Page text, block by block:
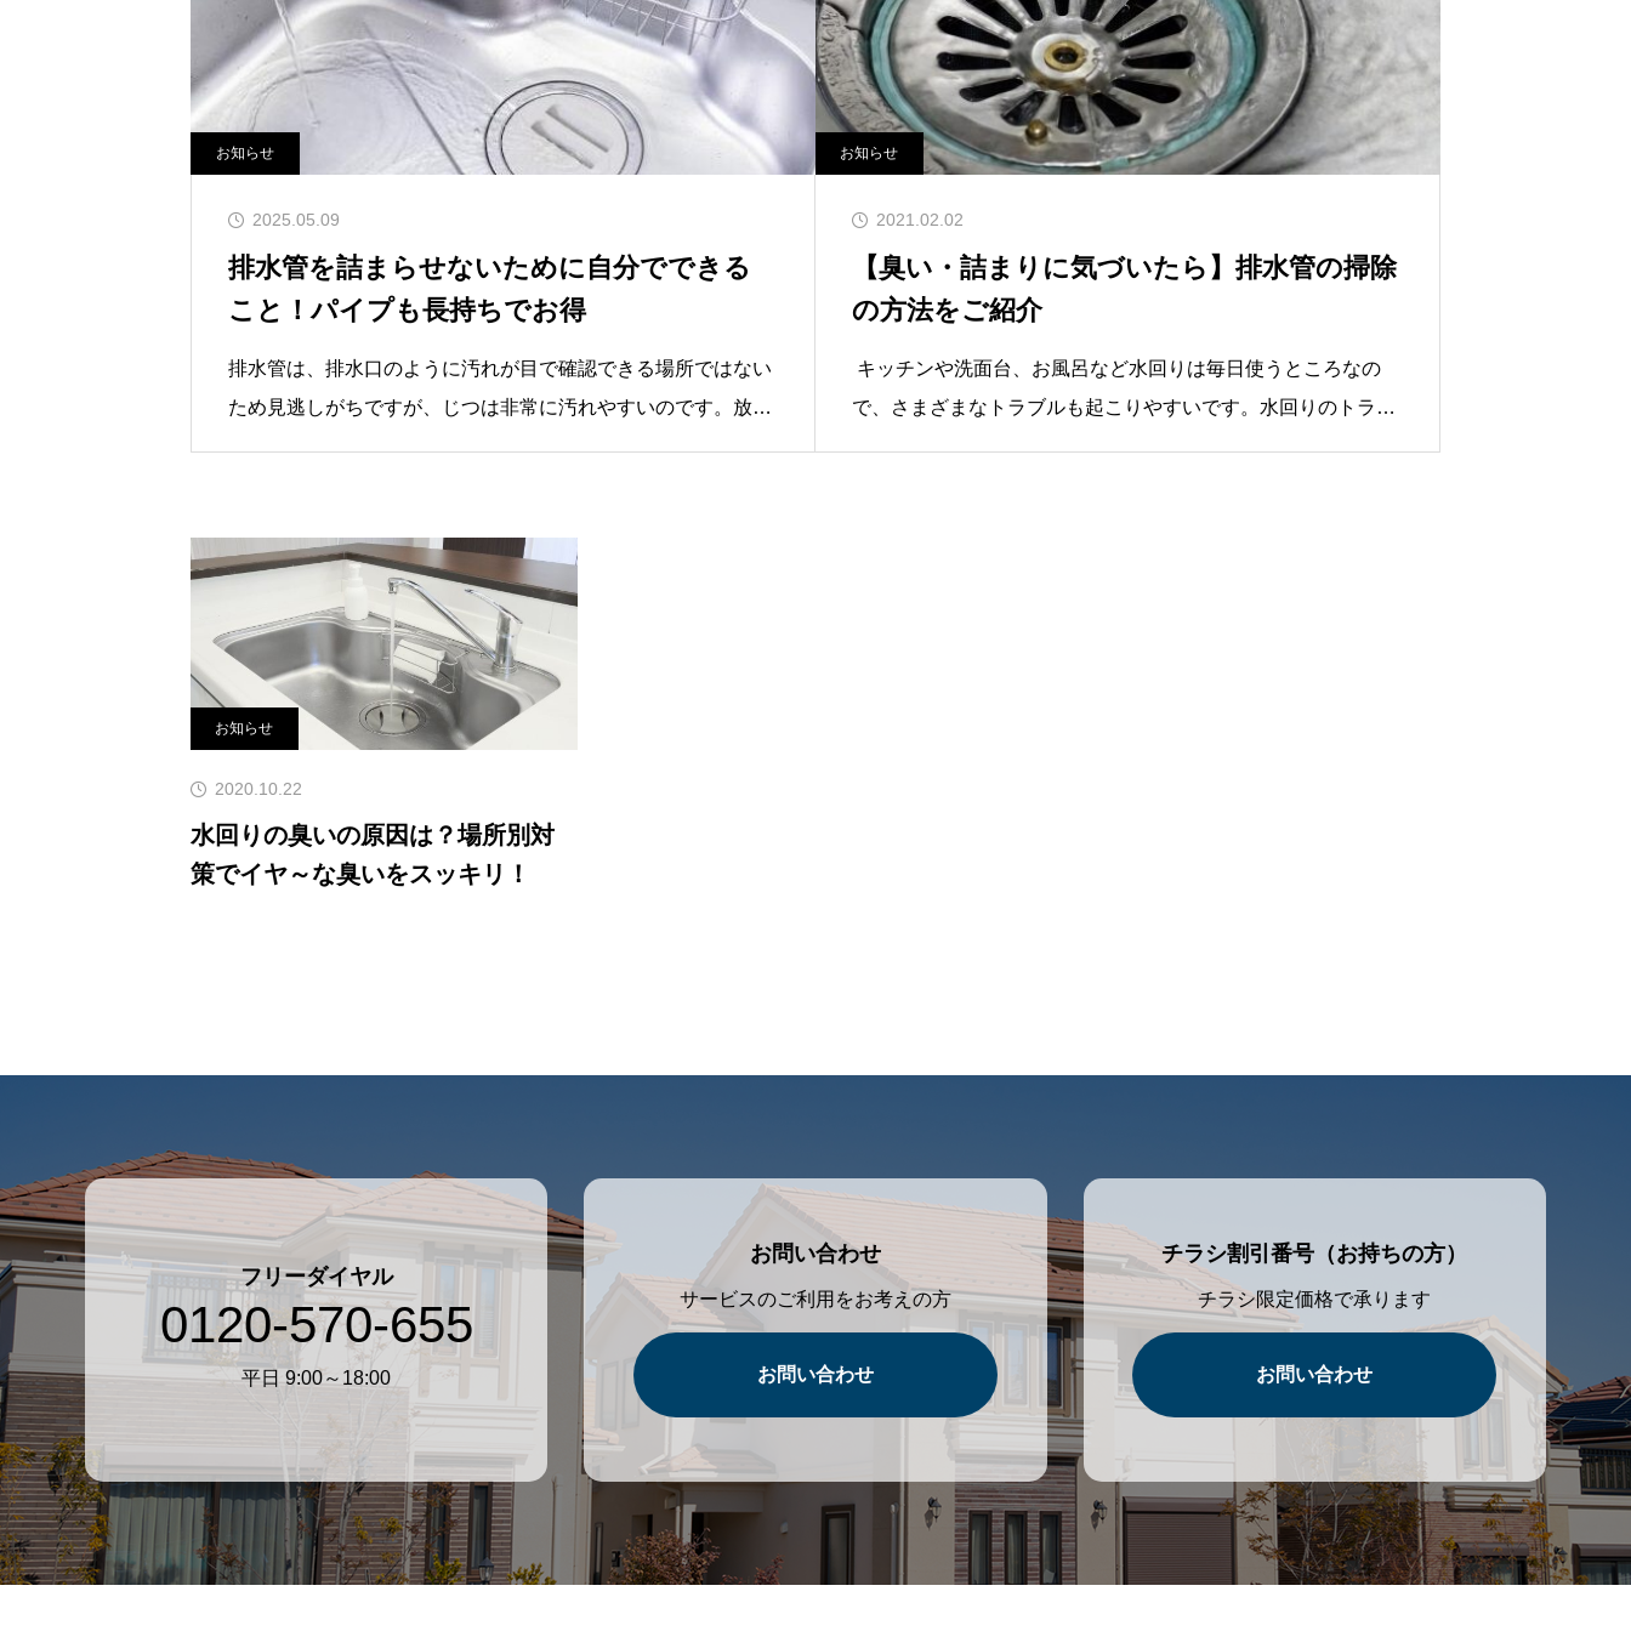
お知らせ
2025.05.09
排水管を詰まらせないために自分でできる
こと！パイプも長持ちでお得
排水管は、排水口のように汚れが目で確認できる場所ではない
ため見逃しがちですが、じつは非常に汚れやすいのです。放置
種類排水管の基本構造排水管は、私たちが普段何気なく使って
いる水回りから汚水を処理するために欠かせない
お知らせ
2021.02.02
【臭い・詰まりに気づいたら】排水管の掃除
の方法をご紹介
キッチンや洗面台、お風呂など水回りは毎日使うところなの
で、さまざまなトラブルも起こりやすいです。水回りのトラブ
お知らせ
2020.10.22
水回りの臭いの原因は？場所別対
策でイヤ～な臭いをスッキリ！
フリーダイヤル
0120-570-655
平日 9:00～18:00
お問い合わせ
サービスのご利用をお考えの方
お問い合わせ
チラシ割引番号（お持ちの方）
チラシ限定価格で承ります
お問い合わせ